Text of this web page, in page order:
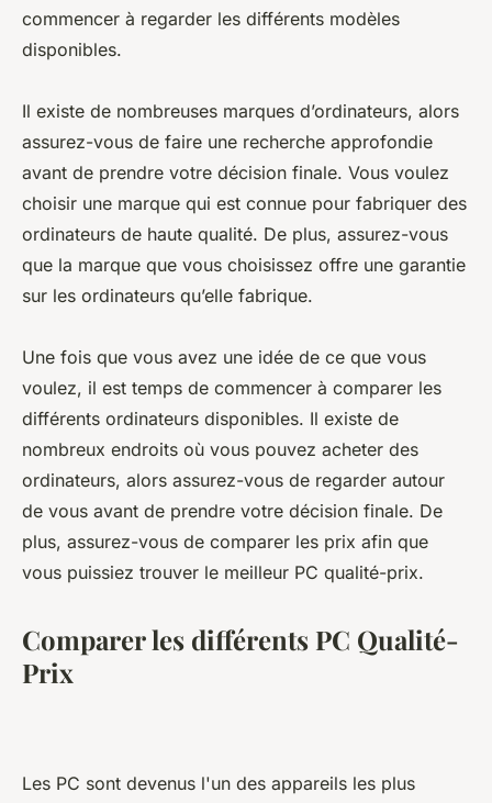
commencer à regarder les différents modèles
disponibles.
Il existe de nombreuses marques d’ordinateurs, alors
assurez-vous de faire une recherche approfondie
avant de prendre votre décision finale. Vous voulez
choisir une marque qui est connue pour fabriquer des
ordinateurs de haute qualité. De plus, assurez-vous
que la marque que vous choisissez offre une garantie
sur les ordinateurs qu’elle fabrique.
Une fois que vous avez une idée de ce que vous
voulez, il est temps de commencer à comparer les
différents ordinateurs disponibles. Il existe de
nombreux endroits où vous pouvez acheter des
ordinateurs, alors assurez-vous de regarder autour
de vous avant de prendre votre décision finale. De
plus, assurez-vous de comparer les prix afin que
vous puissiez trouver le meilleur PC qualité-prix.
Comparer les différents PC Qualité-
Prix
Les PC sont devenus l'un des appareils les plus